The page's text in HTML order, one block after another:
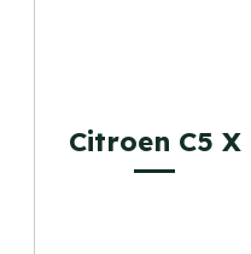
Citroen C5 X